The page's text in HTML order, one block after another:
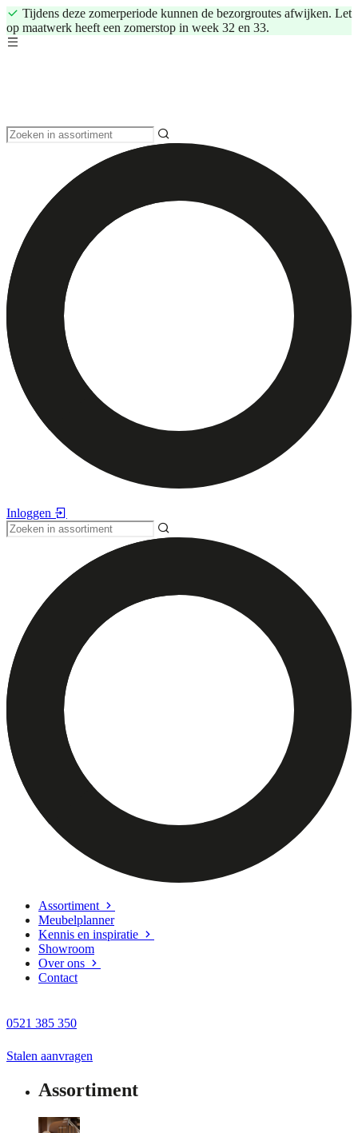
Tijdens deze zomerperiode kunnen de bezorgroutes afwijken. Let
op maatwerk heeft een zomerstop in week 32 en 33.
Inloggen
Assortiment
Meubelplanner
Kennis en inspiratie
Showroom
Over ons
Contact
0521 385 350
Stalen aanvragen
Assortiment